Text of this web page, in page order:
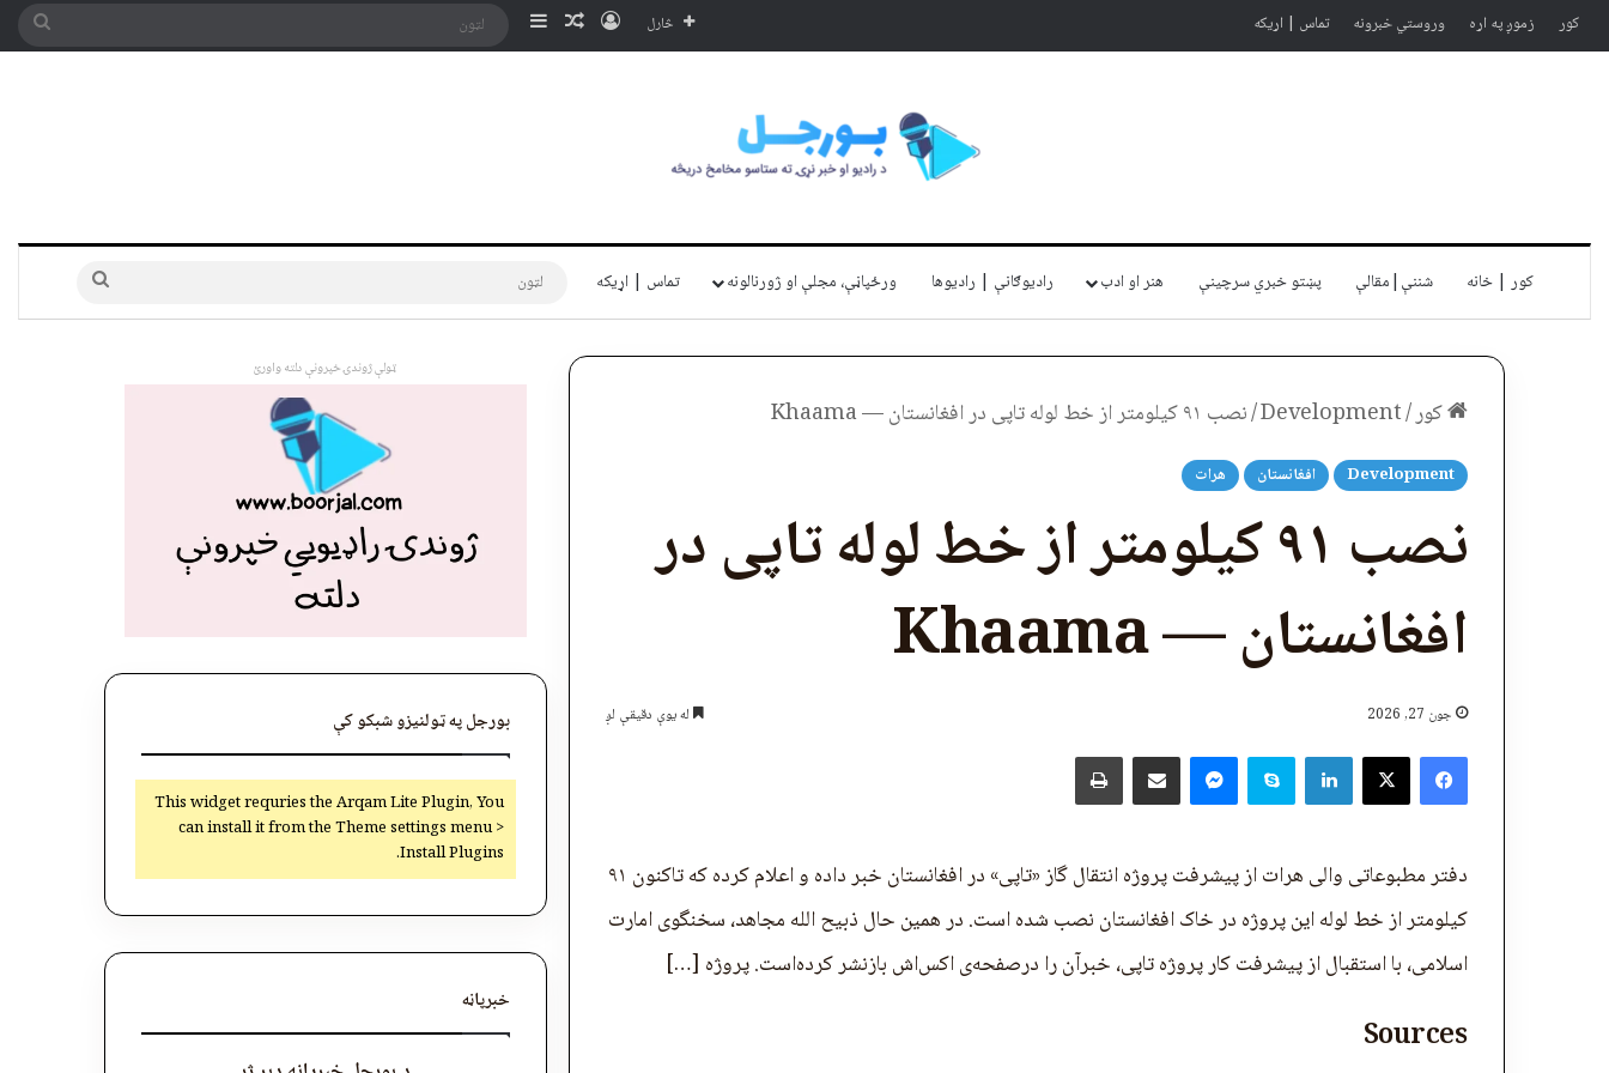
کور زموږ په اړه وروستي خبرونه تماس | اړیکه څارل ننوتلناڅاپه توری
Sidebar لټون
کور | خانه شننې|مقالې پښتو خبري سرچينې هنر او ادب رادیوګانې | رادیوها ورځپاڼې، مجلې او ژورنالونه تماس | اړیکه لټون
کور/
Development
/نصب ۹۱ کیلومتر از خط لوله تاپی در افغانستان — Khaama
Development افغانستان هرات
نصب ۹۱ کیلومتر از خط لوله تاپی در
افغانستان — Khaama
جون 27, 2026 له یوې دقیقې لږ
Facebook
X
LinkedIn
Skype
Messenger
پر برېښنالیک یې شریک کړئ چاپول
دفتر مطبوعاتی والی هرات از پیشرفت پروژه انتقال گاز «تاپی» در افغانستان خبر داده و اعلام کرده که تاکنون ۹۱
کیلومتر از خط لوله این پروژه در خاک افغانستان نصب شده است. در همین حال ذبیح الله مجاهد، سخنگوی امارت
اسلامی، با استقبال از پیشرفت کار پروژه تاپی، خبرآن را درصفحه‌ی اکس‌اش بازنشر کرده‌است. پروژه […]
Sources
ټولې ژوندۍ خپرونې دلته واورئ
بورجل په ټولنیزو شبکو کې
This widget requries the Arqam Lite Plugin, You
can install it from the Theme settings menu >
Install Plugins.
خبرپاڼه